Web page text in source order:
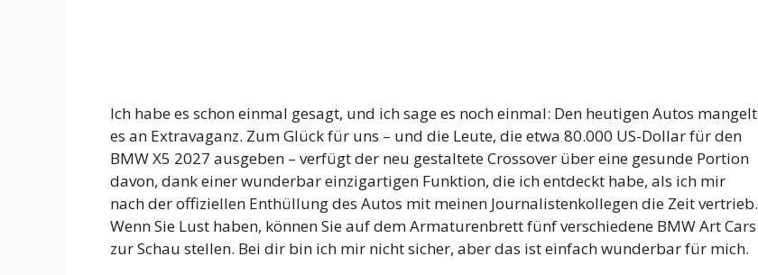
Ich habe es schon einmal gesagt, und ich sage es noch einmal: Den heutigen Autos mangelt
es an Extravaganz. Zum Glück für uns – und die Leute, die etwa 80.000 US-Dollar für den
BMW X5 2027 ausgeben – verfügt der neu gestaltete Crossover über eine gesunde Portion
davon, dank einer wunderbar einzigartigen Funktion, die ich entdeckt habe, als ich mir
nach der offiziellen Enthüllung des Autos mit meinen Journalistenkollegen die Zeit vertrieb.
Wenn Sie Lust haben, können Sie auf dem Armaturenbrett fünf verschiedene BMW Art Cars
zur Schau stellen. Bei dir bin ich mir nicht sicher, aber das ist einfach wunderbar für mich.